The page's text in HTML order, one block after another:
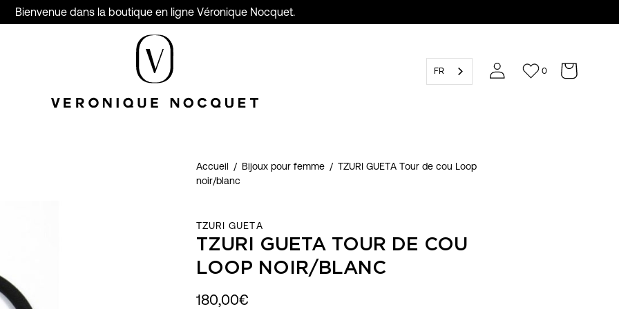
Bienvenue dans la boutique en ligne Véronique Nocquet.
FR 0
Accueil / Bijoux pour femme / TZURI GUETA Tour de cou Loop
noir/blanc
TZURI GUETA
TZURI GUETA TOUR DE COU
LOOP NOIR/BLANC
180,00€